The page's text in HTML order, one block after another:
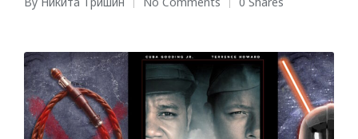
Posted